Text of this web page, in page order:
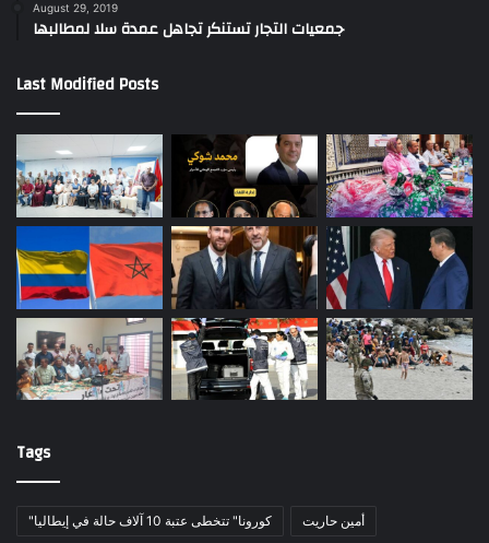
August 29, 2019
جمعيات التجار تستنكر تجاهل عمدة سلا لمطالبها
Last Modified Posts
Tags
"كورونا" تتخطى عتبة 10 آلاف حالة في إيطاليا أمين حاريت